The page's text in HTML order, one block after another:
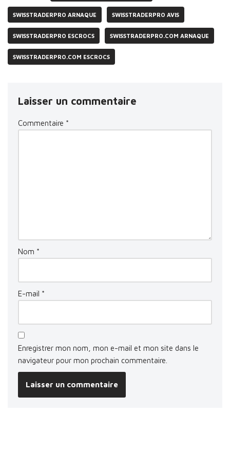
SWISSTRADERPRO ARNAQUE SWISSTRADERPRO AVIS
SWISSTRADERPRO ESCROCS SWISSTRADERPRO.COM ARNAQUE
SWISSTRADERPRO.COM ESCROCS
Laisser un commentaire
Commentaire *
Nom *
E-mail *
Enregistrer mon nom, mon e-mail et mon site dans le
navigateur pour mon prochain commentaire.